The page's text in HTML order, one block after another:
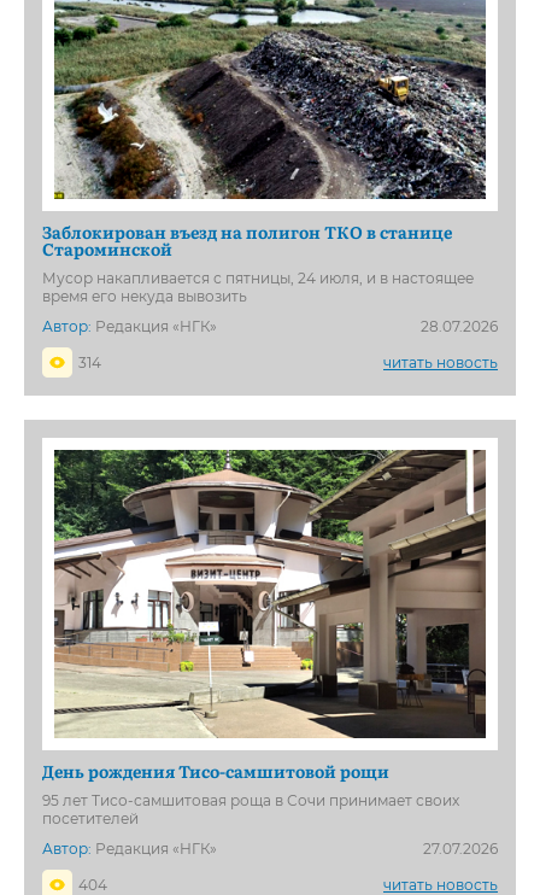
Заблокирован въезд на полигон ТКО в станице
Староминской
Мусор накапливается с пятницы, 24 июля, и в настоящее
время его некуда вывозить
Автор: Редакция «НГК»
28.07.2026
314
читать новость
День рождения Тисо-самшитовой рощи
95 лет Тисо-самшитовая роща в Сочи принимает своих
посетителей
Автор: Редакция «НГК»
27.07.2026
404
читать новость